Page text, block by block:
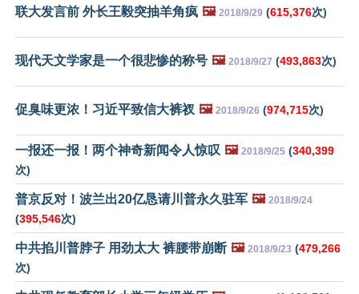
联大发言前 外长王毅突抽羊角疯 🖼️ 2018/9/29 (615,376次)
现代天文学家是一个很悲惨的称号 🖼️ 2018/9/27 (493,863次)
促臭味更浓！习近平致信大裤衩 🖼️ 2018/9/26 (974,715次)
一报还一报！两个神奇新闻令人惊叹 🖼️ 2018/9/25 (340,399
次)
普京反对！波兰出20亿恳请川普永久驻军 🖼️ 2018/9/24
(395,546次)
中共掐川普脖子 用劲太大 裤腰带崩断 🖼️ 2018/9/23 (479,266
次)